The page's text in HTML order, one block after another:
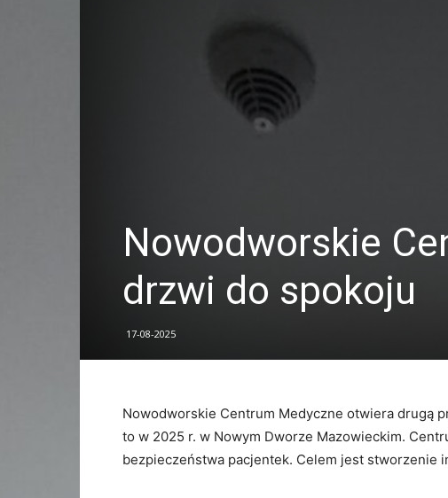
Nowodworskie
drzwi do spokoju
17-08-2025
Nowodworskie Centrum Medyczne otwiera drugą
to w 2025 r. w Nowym Dworze Mazowieckim.
bezpieczeństwa pacjentek. Celem jest stworzenie